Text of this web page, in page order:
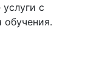
с